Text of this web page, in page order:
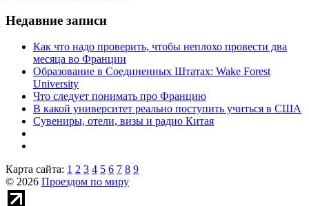
Недавние записи
Как что надо проверить, чтобы неплохо провести два
месяца во Франции
Образование в Соединенных Штатах: Wake Forest
University
Что следует понимать про Францию
В какой университет реально поступить учиться в США
Сувениры, отели, визы и радио Китая
Карта сайта: 1 2 3 4 5 6 7 8 9
© 2026 Проездом по миру